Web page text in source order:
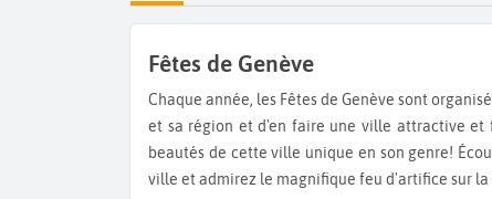
Fêtes de Genève
Chaque année, les Fêtes de Genève sont organisées par l’Office de Tourisme dans le but de promouvoir Genève
et sa région et d'en faire une ville attractive et
beautés de cette ville unique en son genre!
ville et admirez le magnifique feu d'artifice sur la